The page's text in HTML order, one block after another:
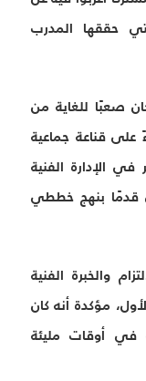
حققها المدرب
كان صعبًا للغاية من
على قناعة جماعية
الإدارة الفنية
قدمًا بنهج خططي
والخبرة الفنية
مؤكدة أنه كان
في أوقات مليئة